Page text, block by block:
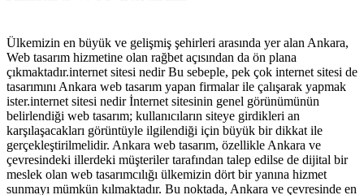
Ülkemizin en büyük ve gelişmiş şehirleri arasında yer alan Ankara,
Web tasarım hizmetine olan rağbet açısından da ön plana
çıkmaktadır.internet sitesi nedir Bu sebeple, pek çok internet sitesi de
tasarımını Ankara web tasarım yapan firmalar ile çalışarak yapmak
ister.internet sitesi nedir İnternet sitesinin genel görünümünün
belirlendiği web tasarım; kullanıcıların siteye girdikleri an
karşılaşacakları görüntüyle ilgilendiği için büyük bir dikkat ile
gerçekleştirilmelidir. Ankara web tasarım, özellikle Ankara ve
çevresindeki illerdeki müşteriler tarafından talep edilse de dijital bir
meslek olan web tasarımcılığı ülkemizin dört bir yanına hizmet
sunmayı mümkün kılmaktadır. Bu noktada, Ankara ve çevresinde en